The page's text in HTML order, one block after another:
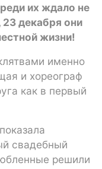
их ждало не
декабря они
жизни!
именно
и хореограф
как в первый
свадебный
решили